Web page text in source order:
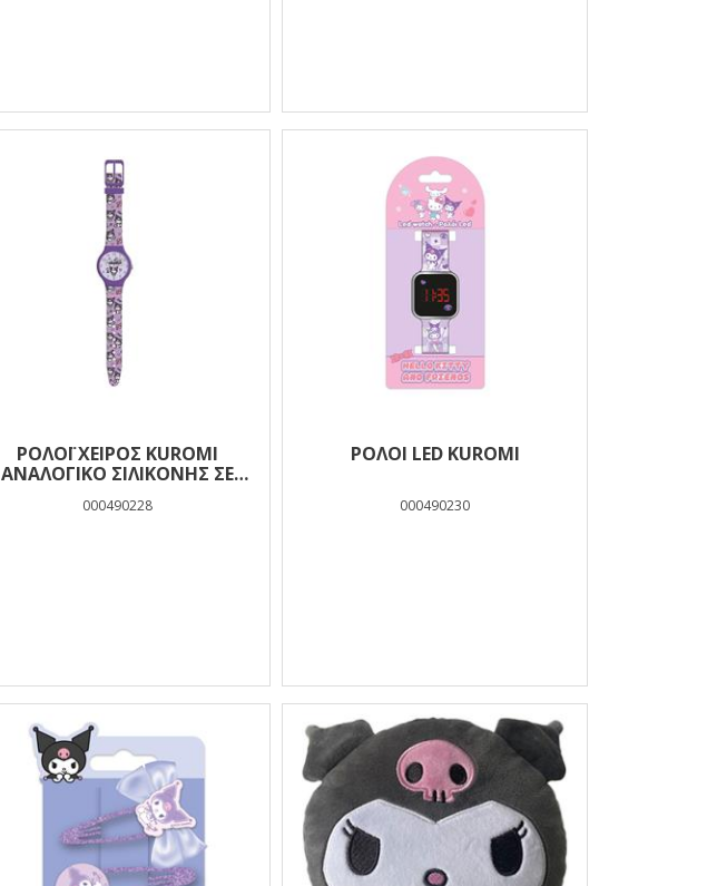
ΡΟΛΌΙ ΧΕΙΡΌΣ KUROMI
ΑΝΑΛΟΓΙΚΌ ΣΙΛΙΚΌΝΗΣ ΣΕ
000490228
ΡΟΛΟΙ LED KUROMI
000490230